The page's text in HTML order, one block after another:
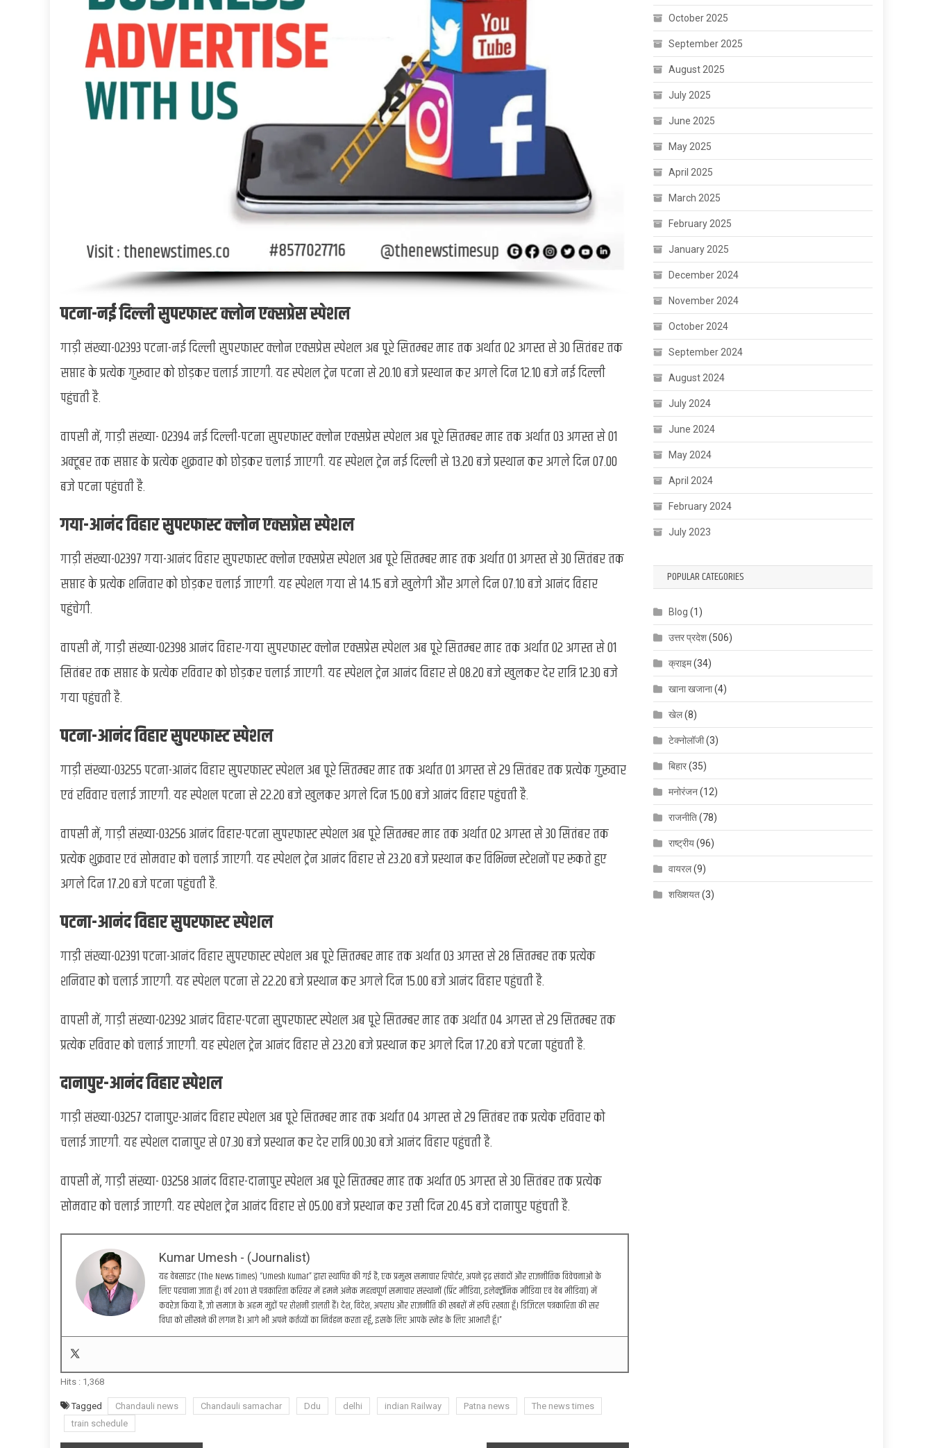
शेड्यूल
पटना-नई दिल्ली सुपरफास्ट क्लोन एक्सप्रेस स्पेशल
गाड़ी संख्या-02393 पटना-नई दिल्ली सुपरफास्ट क्लोन एक्सप्रेस स्पेशल अब पूरे सितम्बर माह तक अर्थात 02 अगस्त से 30 सितंबर तक
सप्ताह के प्रत्येक गुरूवार को छोड़कर चलाई जाएगी. यह स्पेशल ट्रेन पटना से 20.10 बजे प्रस्थान कर अगले दिन 12.10 बजे नई दिल्ली
पहुंचती है.
वापसी में, गाड़ी संख्या- 02394 नई दिल्ली-पटना सुपरफास्ट क्लोन एक्सप्रेस स्पेशल अब पूरे सितम्बर माह तक अर्थात 03 अगस्त से 01
अक्टूबर तक सप्ताह के प्रत्येक शुक्रवार को छोड़कर चलाई जाएगी. यह स्पेशल ट्रेन नई दिल्ली से 13.20 बजे प्रस्थान कर अगले दिन 07.00
बजे पटना पहुंचती है.
गया-आनंद विहार सुपरफास्ट क्लोन एक्सप्रेस स्पेशल
गाड़ी संख्या-02397 गया-आनंद विहार सुपरफास्ट क्लोन एक्सप्रेस स्पेशल अब पूरे सितम्बर माह तक अर्थात 01 अगस्त से 30 सितंबर तक
सप्ताह के प्रत्येक शनिवार को छोड़कर चलाई जाएगी. यह स्पेशल गया से 14.15 बजे खुलेगी और अगले दिन 07.10 बजे आनंद विहार
पहुंचेगी.
वापसी में, गाड़ी संख्या-02398 आनंद विहार-गया सुपरफास्ट क्लोन एक्सप्रेस स्पेशल अब पूरे सितम्बर माह तक अर्थात 02 अगस्त से 01
सितंबर तक सप्ताह के प्रत्येक रविवार को छोड़कर चलाई जाएगी. यह स्पेशल ट्रेन आनंद विहार से 08.20 बजे खुलकर देर रात्रि 12.30 बजे
गया पहुंचती है.
पटना-आनंद विहार सुपरफास्ट स्पेशल
गाड़ी संख्या-03255 पटना-आनंद विहार सुपरफास्ट स्पेशल अब पूरे सितम्बर माह तक अर्थात 01 अगस्त से 29 सितंबर तक प्रत्येक गुरूवार
एवं रविवार चलाई जाएगी. यह स्पेशल पटना से 22.20 बजे खुलकर अगले दिन 15.00 बजे आनंद विहार पहुंचती है.
वापसी में, गाड़ी संख्या-03256 आनंद विहार-पटना सुपरफास्ट स्पेशल अब पूरे सितम्बर माह तक अर्थात 02 अगस्त से 30 सितंबर तक
प्रत्येक शुक्रवार एवं सोमवार को चलाई जाएगी. यह स्पेशल ट्रेन आनंद विहार से 23.20 बजे प्रस्थान कर विभिन्न स्टेशनों पर रूकते हुए
अगले दिन 17.20 बजे पटना पहुंचती है.
पटना-आनंद विहार सुपरफास्ट स्पेशल
गाड़ी संख्या-02391 पटना-आनंद विहार सुपरफास्ट स्पेशल अब पूरे सितम्बर माह तक अर्थात 03 अगस्त से 28 सितम्बर तक प्रत्येक
शनिवार को चलाई जाएगी. यह स्पेशल पटना से 22.20 बजे प्रस्थान कर अगले दिन 15.00 बजे आनंद विहार पहुंचती है.
वापसी में, गाड़ी संख्या-02392 आनंद विहार-पटना सुपरफास्ट स्पेशल अब पूरे सितम्बर माह तक अर्थात 04 अगस्त से 29 सितम्बर तक
प्रत्येक रविवार को चलाई जाएगी. यह स्पेशल ट्रेन आनंद विहार से 23.20 बजे प्रस्थान कर अगले दिन 17.20 बजे पटना पहुंचती है.
दानापुर-आनंद विहार स्पेशल
गाड़ी संख्या-03257 दानापुर-आनंद विहार स्पेशल अब पूरे सितम्बर माह तक अर्थात 04 अगस्त से 29 सितंबर तक प्रत्येक रविवार को
चलाई जाएगी. यह स्पेशल दानापुर से 07.30 बजे प्रस्थान कर देर रात्रि 00.30 बजे आनंद विहार पहुंचती है.
वापसी में, गाड़ी संख्या- 03258 आनंद विहार-दानापुर स्पेशल अब पूरे सितम्बर माह तक अर्थात 05 अगस्त से 30 सितंबर तक प्रत्येक
सोमवार को चलाई जाएगी. यह स्पेशल ट्रेन आनंद विहार से 05.00 बजे प्रस्थान कर उसी दिन 20.45 बजे दानापुर पहुंचती है.
Kumar Umesh - (Journalist)
यह वेबसाइट (The News Times) “Umesh Kumar” द्वारा स्थापित की गई है, एक प्रमुख समाचार रिपोर्टर, अपने दृढ़ संवादों और राजनीतिक विवेचनाओं के
लिए पहचाना जाता हूँ। वर्ष 2011 से पत्रकारिता करियर में हमने अनेक महत्वपूर्ण समाचार संस्थानों (प्रिंट मीडिया, इलेक्ट्रॉनिक मीडिया एवं वेब मीडिया) में
कवरेज किया है, जो समाज के अहम मुद्दों पर रोशनी डालती हैं। देश, विदेश, अपराध और राजनीति की खबरों में रुचि रखता हूँ। डिजिटल पत्रकारिता की सर
विधा को सीखने की लगन है। आगे भी अपने कर्तव्यों का निर्वहन करता रहूँ, इसके लिए आपके स्नेह के लिए आभारी हूँ।”
Hits : 1,368
Tagged Chandauli news Chandauli samachar Ddu delhi indian Railway Patna news
The news times
train schedule
October 2025
September 2025
August 2025
July 2025
June 2025
May 2025
April 2025
March 2025
February 2025
January 2025
December 2024
November 2024
October 2024
September 2024
August 2024
July 2024
June 2024
May 2024
April 2024
February 2024
July 2023
POPULAR CATEGORIES
Blog (1)
उत्तर प्रदेश(506)
क्राइम(34)
खाना खजाना(4)
खेल(8)
टेक्नोलॉजी(3)
बिहार(35)
मनोरंजन(12)
राजनीति(78)
राष्ट्रीय(96)
वायरल(9)
शख्शियत(3)